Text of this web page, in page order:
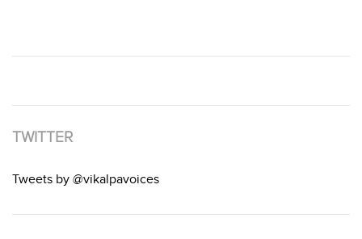
TWITTER
Tweets by @vikalpavoices